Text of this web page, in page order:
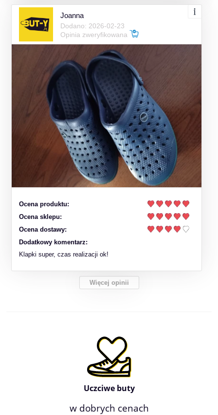
Joanna
Dodano: 2026-02-23
Opinia zweryfikowana
Ocena produktu:
Ocena sklepu:
Ocena dostawy:
Dodatkowy komentarz:
Klapki super, czas realizacji ok!
Więcej opinii
Uczciwe buty
w dobrych cenach